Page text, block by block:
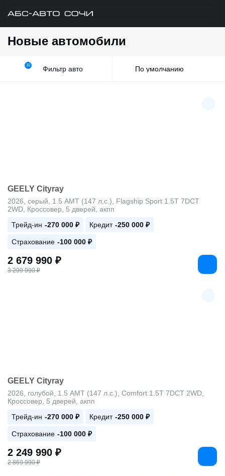
Новые автомобили
Фильтр авто
10
GEELY Cityray
2026, серый, 1.5 AMT (147 л.с.), Flagship Sport 1.5T 7DCT
2WD, Кроссовер, 5 дверей, акпп
Трейд-ин -270 000 ₽ Кредит -250 000 ₽
Страхование -100 000 ₽
2 679 990 ₽
3 299 990 ₽
GEELY Cityray
2026, голубой, 1.5 AMT (147 л.с.), Comfort 1.5T 7DCT 2WD,
Кроссовер, 5 дверей, акпп
Трейд-ин -270 000 ₽ Кредит -250 000 ₽
Страхование -100 000 ₽
2 249 990 ₽
2 869 990 ₽